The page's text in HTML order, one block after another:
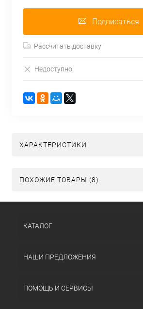
Подписаться
Рассчитать доставку
Недоступно
ХАРАКТЕРИСТИКИ
ПОХОЖИЕ ТОВАРЫ (8)
КАТАЛОГ
НАШИ ПРЕДЛОЖЕНИЯ
ПОМОЩЬ И СЕРВИСЫ